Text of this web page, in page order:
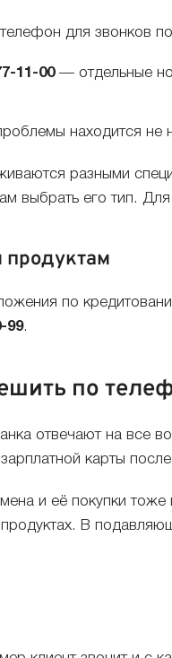
для звонков
11-00— отдельные
находится
разными
выбрать его
продуктам
по
99.
по
отвечают на все
карты
и её покупки
В